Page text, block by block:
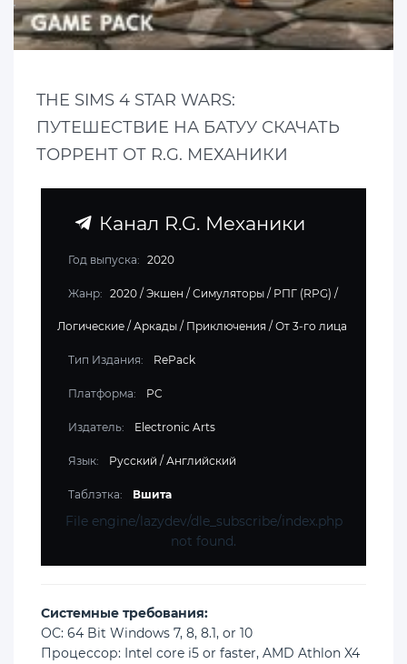
THE SIMS 4 STAR WARS:
ПУТЕШЕСТВИЕ НА БАТУУ СКАЧАТЬ
ТОРРЕНТ ОТ R.G. МЕХАНИКИ
Канал R.G. Механики
Год выпуска: 2020
Жанр: 2020 / Экшен / Симуляторы / РПГ (RPG) /
Логические / Аркады / Приключения / От 3-го лица
Тип Издания: RePack
Платформа: PC
Издатель: Electronic Arts
Язык: Русский / Английский
Таблэтка: Вшита
File engine/lazydev/dle_subscribe/index.php
not found.
Cистемные требования:
ОС: 64 Bit Windows 7, 8, 8.1, or 10
Процессор: Intel core i5 or faster, AMD Athlon X4